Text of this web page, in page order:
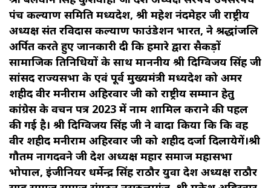
पंच कल्याण समिति मध्यप्रदेश, श्री महेश नंदमेहर जी राष्ट्रीय
अध्यक्ष संत रविदास कल्याण फाउंडेशन भारत, ने श्रद्धांजलि
अर्पित करते हुए जानकारी दी कि हमारे द्वारा सैकड़ों
सामाजिक प्रतिनिधियों के साथ माननीय श्री दिग्विजय सिंह जी
सांसद राज्यसभा के एवं पूर्व मुख्यमंत्री मध्यप्रदेश को अमर
शहीद वीर मनीराम अहिरवार जी को राष्ट्रीय सम्मान हेतु
कांग्रेस के वचन पत्र 2023 में नाम शामिल कराने की पहल
की गई है। श्री दिग्विजय सिंह जी ने वादा किया कि कि वह
वीर शहीद मनीराम अहिरवार जी को शहीद दर्जा दिलायेगें।श्री
गौतम नागदवने जी प्रदेश अध्यक्ष महार समाज महासभा
भोपाल, इंजीनियर धर्मेन्द्र सिंह राठौर युवा प्रदेश अध्यक्ष राठौर